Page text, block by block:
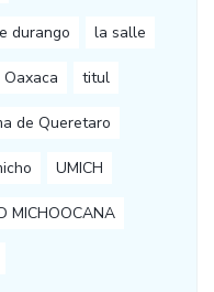
durango la salle
titul
de Queretaro
UMICH
MICHOOCANA